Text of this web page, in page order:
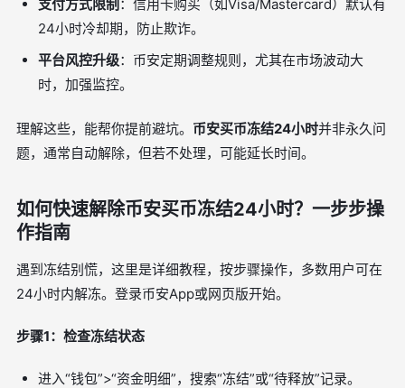
支付方式限制 ：信用卡购买（如Visa/Mastercard）默认有
24小时冷却期，防止欺诈。
平台风控升级：币安定期调整规则，尤其在市场波动大
时，加强监控。
理解这些，能帮你提前避坑。 币安买币冻结24小时并非永久问
题，通常自动解除，但若不处理，可能延长时间。
如何快速解除币安买币冻结24小时？一步步操
作指南
遇到冻结别慌，这里是详细教程，按步骤操作，多数用户可在
24小时内解冻。登录币安App或网页版开始。
步骤1：检查冻结状态
进入“钱包”>“资金明细”，搜索“冻结”或“待释放”记录。